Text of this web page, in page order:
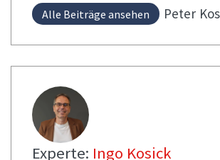
Alle Beiträge ansehen Peter
Experte: Ingo Kosick